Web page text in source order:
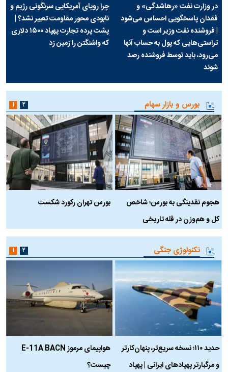
در وزارت نفت «رهاشدگی» و
فقدان پاسخگویی احساس می‌شود
| فروشنده نفت وزیر است و
تراستی‌هایی که پول به حساب آنها
می‌رود، باید توسط فروشنده رصد
شوند
چرا رویای آمریکایی سرنگونی رژیم و
نابودی محور مقاومت تعبیر نشد؟ |
پشت پرده تجارت پهپاد‌ ۱۵۰۰ دلاری
که واشنگتن را زمین زد
بورس و بازار سهام
هجوم نقدینگی به بورس؛ شاخص
کل و هم‌وزن در قله تاریخی
بورس تهران رکورد شکست
۱ ۲
تکنولوژی جنگی
حدید ۱۱۰؛ نسخه سریع‌تر، پنهان‌کارتر
و مرگبارتر پهپادهای ایرانی | پهپاد
هواپیمای مرموز E-11A BACN
چیست؟
۱ ۲